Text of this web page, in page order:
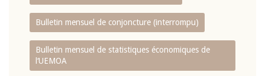
Bulletin mensuel de conjoncture (interrompu)
Bulletin mensuel de statistiques économiques de
l‘UEMOA